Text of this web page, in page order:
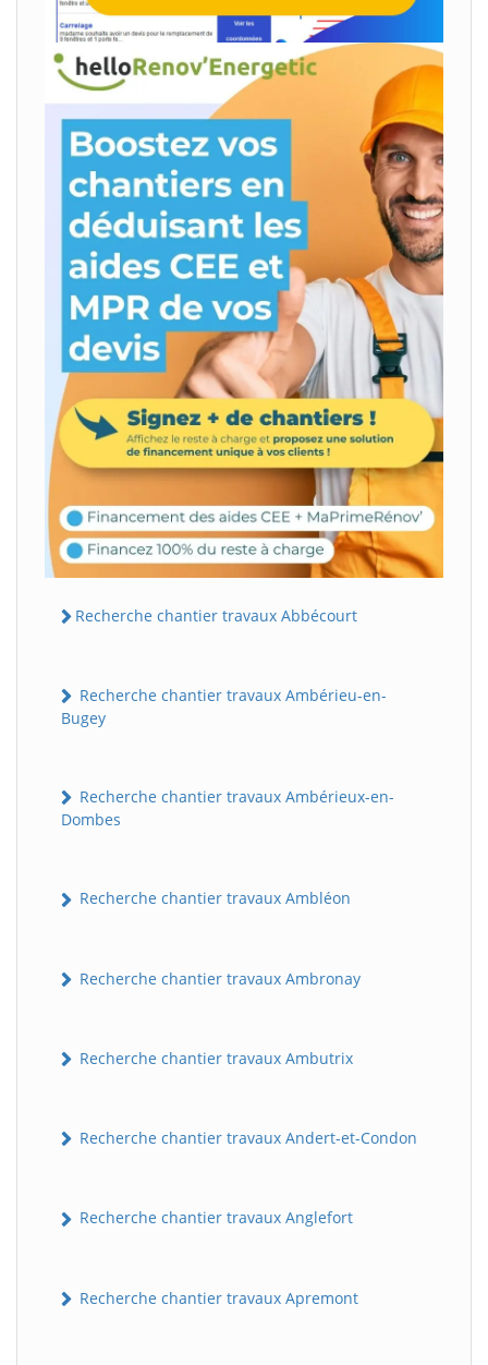
Recherche chantier travaux Abbécourt
Recherche chantier travaux Ambérieu-en-
Bugey
Recherche chantier travaux Ambérieux-en-
Dombes
Recherche chantier travaux Ambléon
Recherche chantier travaux Ambronay
Recherche chantier travaux Ambutrix
Recherche chantier travaux Andert-et-Condon
Recherche chantier travaux Anglefort
Recherche chantier travaux Apremont